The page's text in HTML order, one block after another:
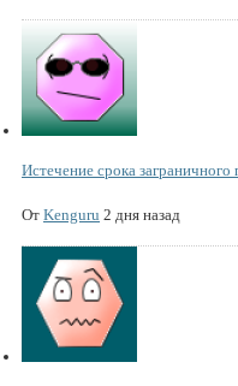
Истечение срока
От Kenguru 2 дня назад